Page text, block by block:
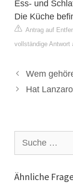
Ess- und
Die Küche
Antrag auf
vollständige Antwort
Wem
Hat
nach:
Ähnliche